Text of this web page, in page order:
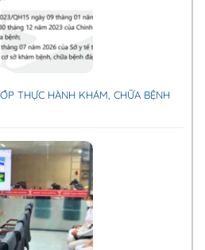
THỰC HÀNH KHÁM, CHỮA BỆNH